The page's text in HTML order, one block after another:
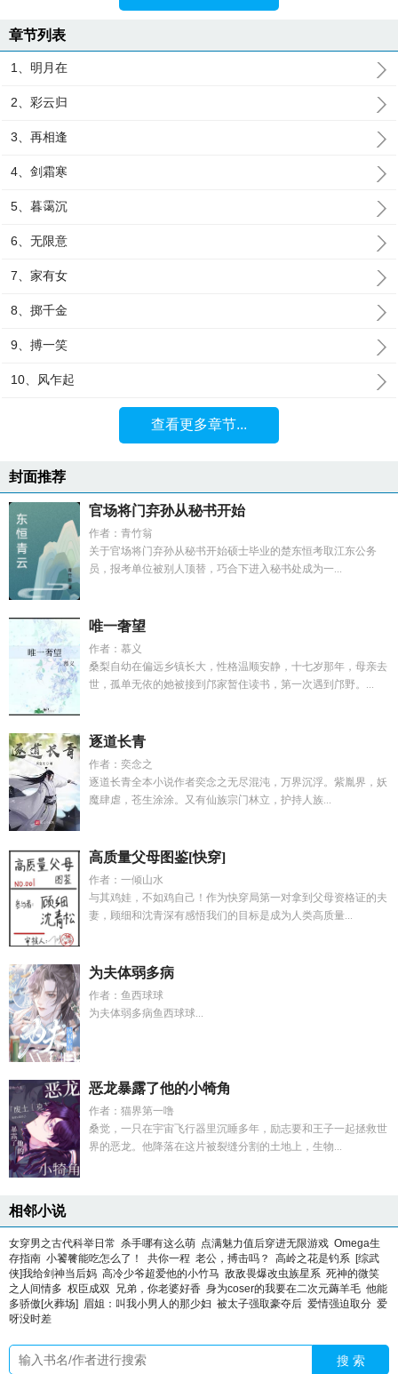
章节列表
1、明月在
2、彩云归
3、再相逢
4、剑霜寒
5、暮霭沉
6、无限意
7、家有女
8、掷千金
9、搏一笑
10、风乍起
查看更多章节...
封面推荐
官场将门弃孙从秘书开始
作者：青竹翁
关于官场将门弃孙从秘书开始硕士毕业的楚东恒考取江东公务
员，报考单位被别人顶替，巧合下进入秘书处成为一...
唯一奢望
作者：慕义
桑梨自幼在偏远乡镇长大，性格温顺安静，十七岁那年，母亲去
世，孤单无依的她被接到邝家暂住读书，第一次遇到邝野。...
逐道长青
作者：奕念之
逐道长青全本小说作者奕念之无尽混沌，万界沉浮。紫胤界，妖
魔肆虐，苍生涂涂。又有仙族宗门林立，护持人族...
高质量父母图鉴[快穿]
作者：一倾山水
与其鸡娃，不如鸡自己！作为快穿局第一对拿到父母资格证的夫
妻，顾细和沈青深有感悟我们的目标是成为人类高质量...
为夫体弱多病
作者：鱼西球球
为夫体弱多病鱼西球球...
恶龙暴露了他的小犄角
作者：猫界第一噜
桑觉，一只在宇宙飞行器里沉睡多年，励志要和王子一起拯救世
界的恶龙。他降落在这片被裂缝分割的土地上，生物...
相邻小说
女穿男之古代科举日常 杀手哪有这么萌 点满魅力值后穿进无限游戏 Omega生
存指南 小饕餮能吃怎么了！ 共你一程 老公，搏击吗？ 高岭之花是钓系 [综武
侠]我给剑神当后妈 高冷少爷超爱他的小竹马 敌敌畏爆改虫族星系 死神的微笑
之人间情多 权臣成双 兄弟，你老婆好香 身为coser的我要在二次元薅羊毛 他能
多骄傲[火葬场] 眉姐：叫我小男人的那少妇 被太子强取豪夺后 爱情强迫取分 爱
呀没时差
搜 索